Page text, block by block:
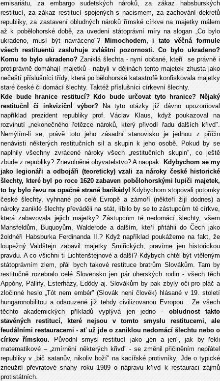
emisariátu, za embargo sudetských nároků, za zákaz habsburských
restitucí, za zákaz restitucí spojených s nacismem, za zachování dekretů
republiky, za zastavení obludných nároků římské církve na majetky málem
až k pobělohorské době, za uvedení státoprávní míry na slogan „Co bylo
ukradeno, musí být navráceno"?
Mimochodem, i tato věčná formule
všech restituentů zasluhuje zvláštní pozornosti. Co bylo ukradeno?
Komu to bylo ukradeno?Zaniklá šlechta - nyní občané, kteří se právně i
protiprávně domáhají majetků - nabyli v dějinách tento majetek zhusta jako
nečeští příslušníci třídy, která po bělohorské katastrofě konfiskovala majetky
staré české či domácí šlechty. Taktéž příslušníci církevní šlechty.
Kde bude hranice restitucí? Kdo bude určovat tyto hranice? Nějaký
restitučnÍ či inkvizičnÍ výbor?Na tyto otázky již dávno upozorňoval
například prezident republiky prof. Václav Klaus, když poukazoval na
rozvinutí „nekonečného řetězce nároků, který přivodí řadu dalších křivd".
Nemýlím-li se, právě toto jeho zásadní stanovisko je jednou z příčin
nenávisti některých restitučních sil a skupin k jeho osobě. Pokud by se
naplnily všechny zvrácené nároky všech „restitučních skupin", co ještě
zbude z republiky? Znevolněné obyvatelstvo? A naopak: Kdybychom se my
jako legionáři a odbojáři (teoreticky) vzali za nároky české historické
šlechty, které byl po roce 1620 zabaven pobělohorskými lupiči majetek,
to by bylo řevu na opačné straně barikády! Kdybychom stopovali potomky
české šlechty, vyhnané po celé Evropě a zámoří (někteří žijí dodnes) a
nároky zaniklé šlechty převáděli na stát, líbilo by se to zástupcům té církve,
která zabavovala jejich majetky? Zástupcům té nedomácí šlechty, všem
Mansfeldům, Buquoyům, Walderode a dalším, kteří přitáhli do Čech jako
žoldnéři Habsburka Ferdinanda II.? Když například poukážeme na fakt, že
loupežný Valdštejn zabavil majetky Smiřických, pravíme jen historickou
pravdu. A co všichni ti Lichtenštejnové a další? Kdybych chtěl být vtěleným
státoprávním zlem, přál bych takové restituce bratrům Slovákům. Tam by
restitučně rozebralo celé Slovensko jen pár uherských rodin - všech těch
Appóny, Pállify, Esterházy, Edödy aj. Slovákům by pak zbyly oči pro pláč a
zločinné heslo „Tót nem embér" (Slovák není člověk) hlásané v 19. století
hungaronobilitou a odsouzené již tehdy civilizovanou Evropou... Ze všech
těchto akademických příkladů vyplývá jen jedno - obludnost takto
stavěných restitucí, které nejsou v tomto smyslu restitucemi, ale
feudálními restauracemi - ať už jde o zaniklou nedomácí šlechtu nebo o
církev římskou. Původní smysl restitucí jako „jen a jen", jak by řekli
matematikové – „zmírnění některých křivd" - se změnil přičiněním nepřátel
republiky v „bič satanův, nikoliv boží" na kacířské protivníky. Jde o typické
zneužití převratové snahy roku 1989 o nápravu křivd k restauraci zájmů
protistátních.